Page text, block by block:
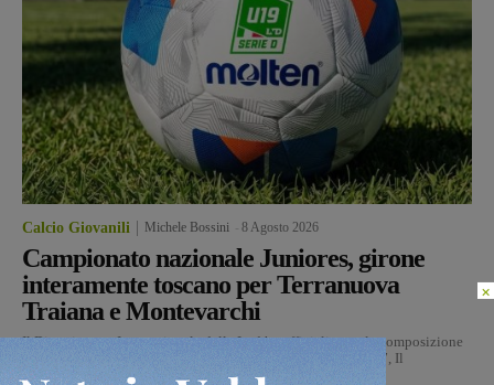
Calcio Giovanili Michele Bossini 8 Agosto 2026
Campionato nazionale Juniores, girone
interamente toscano per Terranuova
Traiana e Montevarchi
Il Dipartimento Interregionale delle Lnd ha ufficializzato la composizione
dei dieci gironi del campionato nazionale Juniore 2026-2027, Il
campionato prenderà...
×